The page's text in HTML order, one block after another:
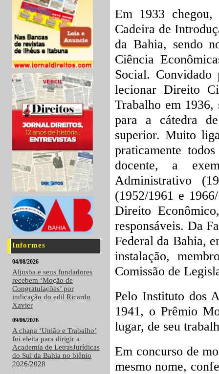
Informes
04/08/2026
Aljusba e seus fundadores
recebem ‘Moção de
Congratulações’ por
indicação do edil Ricardo
Xavier
09/06/2026
A chapa ‘União e Trabalho’
foi eleita para dirigir a
Academia de LetrasJurídicas
do Sul da Bahia no biênio
2026/2028
Em 1933
Cadeira de
da Bahia, sendo
Ciência
Social.
lecionar Direito
Trabalho em 1936,
para a cátedra
superior. Muito
praticamente
docente, a
Administrativo
(1952/1961 e
Direito
responsáveis. Da
Federal da Bahia,
instalação,
Comissão de
Pelo Instituto dos
1941, o Prêmio
lugar, de seu
Em concurso de
mesmo nome,